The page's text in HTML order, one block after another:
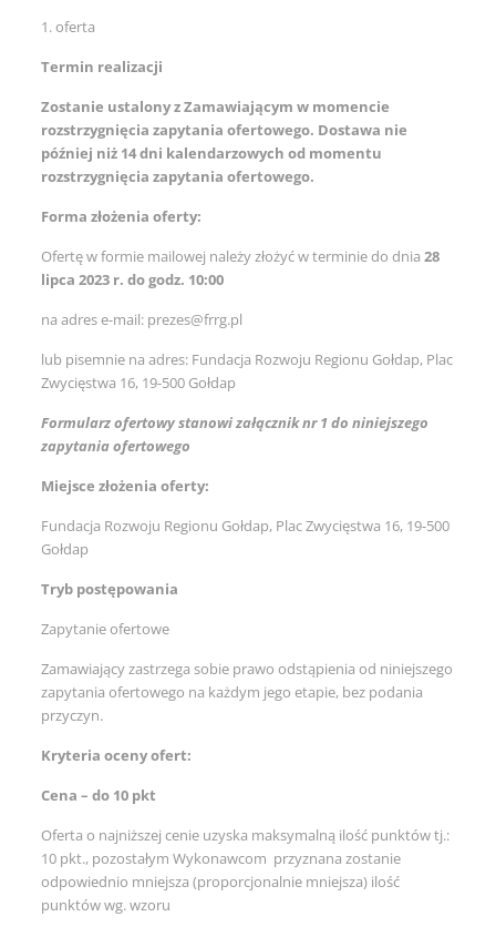
1. oferta
Termin realizacji
Zostanie ustalony z Zamawiającym w momencie
rozstrzygnięcia zapytania ofertowego. Dostawa nie
później niż 14 dni kalendarzowych od momentu
rozstrzygnięcia zapytania ofertowego.
Forma złożenia oferty:
Ofertę w formie mailowej należy złożyć w terminie do dnia 28
lipca 2023 r. do godz. 10:00
na adres e-mail: prezes@frrg.pl
lub pisemnie na adres: Fundacja Rozwoju Regionu Gołdap, Plac
Zwycięstwa 16, 19-500 Gołdap
Formularz ofertowy stanowi załącznik nr 1 do niniejszego
zapytania ofertowego
Miejsce złożenia oferty:
Fundacja Rozwoju Regionu Gołdap, Plac Zwycięstwa 16, 19-500
Gołdap
Tryb postępowania
Zapytanie ofertowe
Zamawiający zastrzega sobie prawo odstąpienia od niniejszego
zapytania ofertowego na każdym jego etapie, bez podania
przyczyn.
Kryteria oceny ofert:
Cena – do 10 pkt
Oferta o najniższej cenie uzyska maksymalną ilość punktów tj.:
10 pkt., pozostałym Wykonawcom przyznana zostanie
odpowiednio mniejsza (proporcjonalnie mniejsza) ilość
punktów wg. wzoru